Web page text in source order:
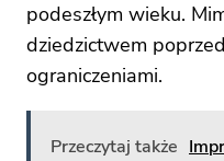
podeszłym wieku.
dziedzictwem
ograniczeniami.
Przeczytaj także